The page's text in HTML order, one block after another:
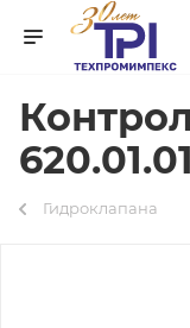
Гидроклапана